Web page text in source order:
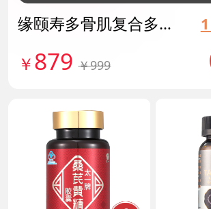
缘颐寿多骨肌复合多肽
1540
￥879 ￥999